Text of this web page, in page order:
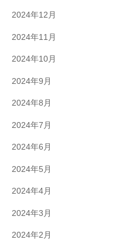
2024年12月
2024年11月
2024年10月
2024年9月
2024年8月
2024年7月
2024年6月
2024年5月
2024年4月
2024年3月
2024年2月